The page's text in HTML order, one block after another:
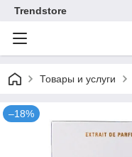
Trendstore
Товары и услуги
–18%